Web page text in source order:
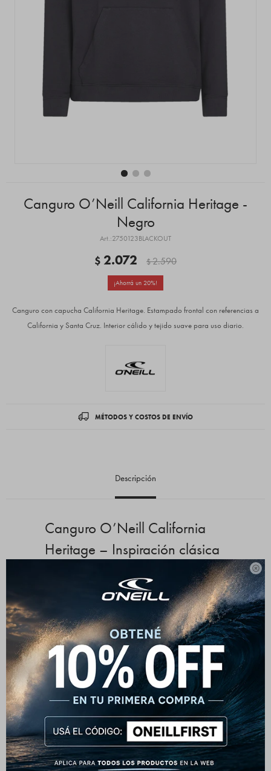

Canguro O’Neill California Heritage -
Negro
2750123BLACKOUT
$ 2.072 $2.590
20
Canguro con capucha California Heritage. Estampado frontal con referencias a
California y Santa Cruz. Interior cálido y tejido suave para uso diario.
MÉTODOS Y COSTOS DE ENVÍO
Descripción
Canguro O’Neill California
Heritage – Inspiración clásica
Este canguro con capucha de O’Neill presenta un diseño
atemporal con tipografía californiana y detalles que
evocan los orígenes surferos de la marca en Santa Cruz.
El logo frontal destaca con contraste sutil sobre el fondo,
aportando identidad sin perder sobriedad.
Comodidad y abrigo en formato clásico
Confeccionado en algodón con interior afelpado, su
textura suave y el corte regular lo convierten en una
prenda ideal para el día a día. Incluye capucha con
cordón y bolsillo canguro frontal, brindando
funcionalidad y confort en climas frescos.